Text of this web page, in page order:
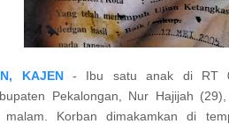
KAJEN- Ibu satu anak di RT 05
Pekalongan, Nur Hajijah
malam. Korban dimakamkan di